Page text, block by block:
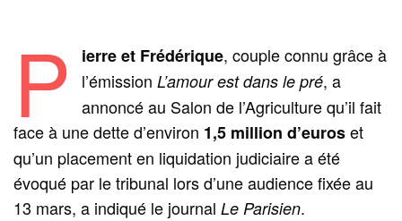
P ierre et Frédérique, couple connu grâce à
l’émission L’amour est dans le pré, a
annoncé au Salon de l’Agriculture qu’il fait
face à une dette d’environ 1,5 million d’euroset
qu’un placement en liquidation judiciaire a été
évoqué par le tribunal lors d’une audience fixée au
13 mars, a indiqué le journalLe Parisien.